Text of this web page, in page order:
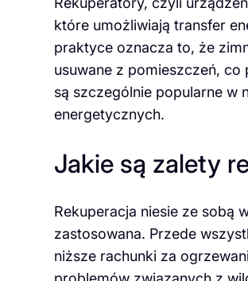
które umożliwiają transfer
praktyce oznacza to, że
usuwane z pomieszczeń,
są szczególnie popularne w
energetycznych.
Jakie są zalety
Rekuperacja niesie ze sobą
zastosowana. Przede
niższe rachunki za